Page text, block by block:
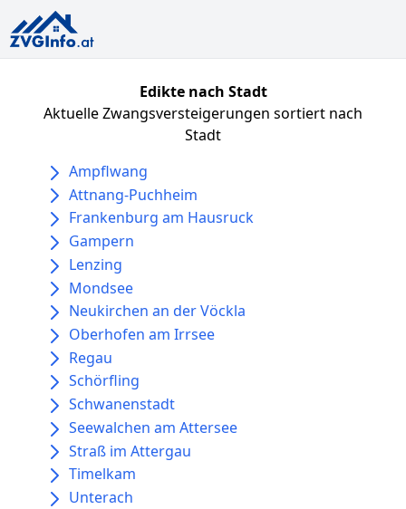
Edikte nach Stadt
Aktuelle Zwangsversteigerungen sortiert nach
Stadt
Ampflwang
Attnang-Puchheim
Frankenburg am Hausruck
Gampern
Lenzing
Mondsee
Neukirchen an der Vöckla
Oberhofen am Irrsee
Regau
Schörfling
Schwanenstadt
Seewalchen am Attersee
Straß im Attergau
Timelkam
Unterach